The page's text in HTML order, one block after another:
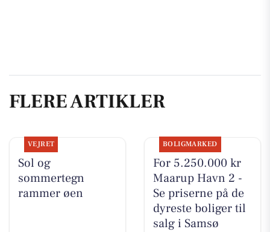
FLERE ARTIKLER
VEJRET
Sol og
sommertegn
rammer øen
BOLIGMARKED
For 5.250.000 kr
Maarup Havn 2 -
Se priserne på de
dyreste boliger til
salg i Samsø